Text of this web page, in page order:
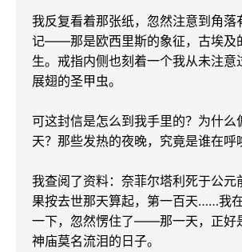
我反复看着那张纸，忽然注意到角落
记——那是欧西里斯的象征，古埃及
生。戒指内侧也刻着一个我从未注意
展翅的圣甲虫。
可这封信是怎么到我手里的？为什么
天？那些发热的夜晚，究竟是谁在呼
我查阅了资料：奈菲尔塔利死于公元
果按去世那天算起，第一百天……我
一下，忽然愣住了——那一天，正好
神庙莫名流泪的日子。